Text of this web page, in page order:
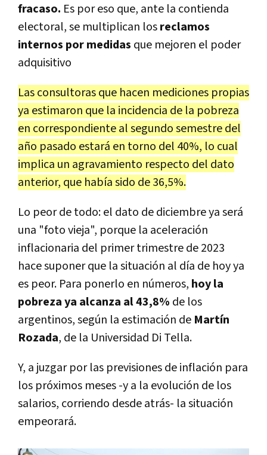
fracaso. Es por eso que, ante la contienda
electoral, se multiplican losreclamos
internos por medidas que mejoren el poder
adquisitivo
Las consultoras que hacen mediciones propias
ya estimaron que la incidencia de la pobreza
en correspondiente al segundo semestre del
año pasado estará en torno del 40%, lo cual
implica un agravamiento respecto del dato
anterior, que había sido de 36,5%.
Lo peor de todo: el dato de diciembre ya será
una "foto vieja", porque la aceleración
inflacionaria del primer trimestre de 2023
hace suponer que la situación al día de hoy ya
es peor. Para ponerlo en números, hoy la
pobreza ya alcanza al 43,8% de los
argentinos, según la estimación de Martín
Rozada, de la Universidad Di Tella.
Y, a juzgar por las previsiones de inflación para
los próximos meses -y a la evolución de los
salarios, corriendo desde atrás- la situación
empeorará.